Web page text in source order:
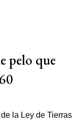
pelo que